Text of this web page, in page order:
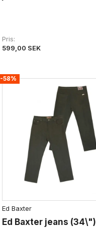
Pris
599,00 SEK
-58%
Ed Baxter
Ed Baxter jeans (34\")